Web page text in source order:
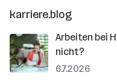
karriere.blog
Arbeiten bei
nicht?
6.7.2026